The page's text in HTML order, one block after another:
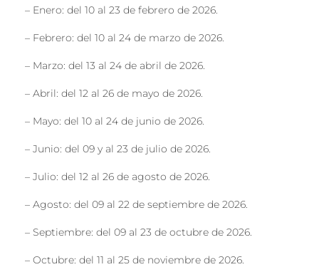
– Enero: del 10 al 23 de febrero de 2026.
– Febrero: del 10 al 24 de marzo de 2026.
– Marzo: del 13 al 24 de abril de 2026.
– Abril: del 12 al 26 de mayo de 2026.
– Mayo: del 10 al 24 de junio de 2026.
– Junio: del 09 y al 23 de julio de 2026.
– Julio: del 12 al 26 de agosto de 2026.
– Agosto: del 09 al 22 de septiembre de 2026.
– Septiembre: del 09 al 23 de octubre de 2026.
– Octubre: del 11 al 25 de noviembre de 2026.